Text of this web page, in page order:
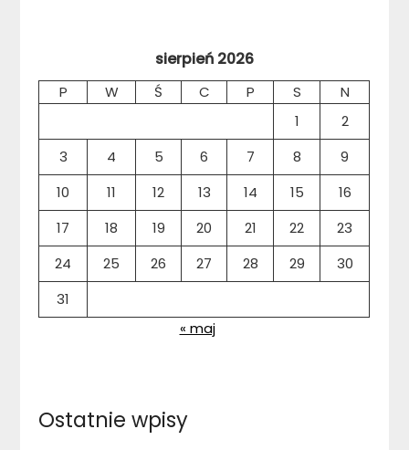
sierpień 2026
P W Ś C P S
N
1
2
3
4 5 6 7 8
9
10
11 12 13 14 15
16
17
18 19 20 21 22
23
24
25 26 27 28 29
30
31
« maj
Ostatnie wpisy